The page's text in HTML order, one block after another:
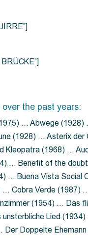
the past years:
… Abwege
(1928) … Asterix der
(1968) …
… Benefit of the
… Buena Vista Social
… Cobra Verde (1987)
(1954) … Das
Lied
Doppelte